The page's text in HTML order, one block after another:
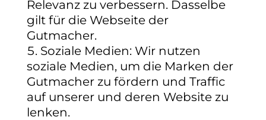
Relevanz zu verbessern. Dasselbe
gilt für die Webseite der
Gutmacher.
Soziale Medien: Wir nutzen
soziale Medien, um die Marken der
Gutmacher zu fördern und Traffic
auf unserer und deren Website zu
lenken.